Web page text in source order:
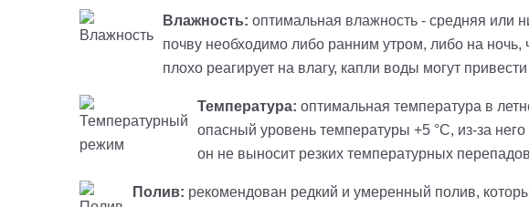
Влажность: оптимальная влажность - средняя или
почву необходимо либо ранним утром, либо на ночь,
плохо реагирует на влагу, капли воды могут
Температура: оптимальная температура в
опасный уровень температуры +5 °С, из-за
он не выносит резких температурных
Полив: рекомендован редкий и умеренный полив,